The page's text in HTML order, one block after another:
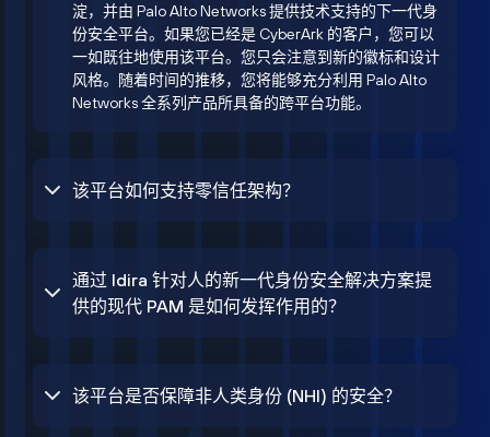
淀，并由 Palo Alto Networks 提供技术支持的下一代身
份安全平台。如果您已经是 CyberArk 的客户，您可以
一如既往地使用该平台。您只会注意到新的徽标和设计
风格。随着时间的推移，您将能够充分利用 Palo Alto
Networks 全系列产品所具备的跨平台功能。
该平台如何支持零信任架构？
通过 Idira 针对人的新一代身份安全解决方案提
供的现代 PAM 是如何发挥作用的？
该平台是否保障非人类身份 (NHI) 的安全？